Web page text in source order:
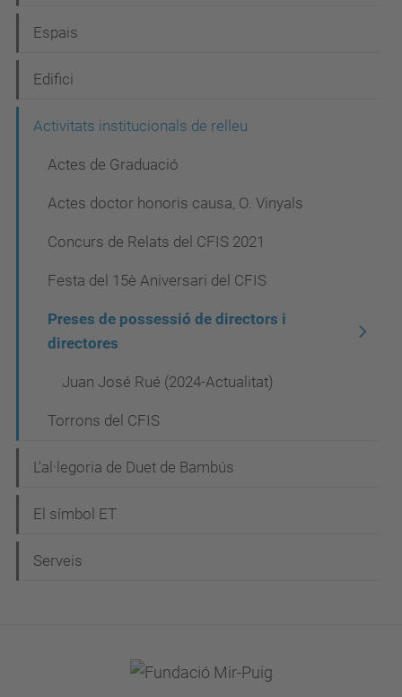
g
a
i
Espais
Edifici
Activitats institucionals de relleu
Actes de Graduació
Actes doctor honoris causa, O. Vinyals
Concurs de Relats del CFIS 2021
Festa del 15è Aniversari del CFIS
Preses de possessió de directors i
directores
Juan José Rué (2024-Actualitat)
Torrons del CFIS
L'al·legoria de Duet de Bambús
El símbol ET
Serveis